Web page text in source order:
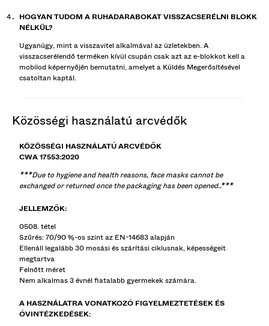
HOGYAN TUDOM A RUHADARABOKAT VISSZACSERÉLNI BLOKK
NÉLKÜL?
Ugyanúgy, mint a visszavitel alkalmával az üzletekben. A
visszacserélendő terméken kívül csupán csak azt az e-blokkot kell a
mobilod képernyőjén bemutatni, amelyet a Küldés Megerősítésével
csatoltan kaptál.
közösségi használatú arcvédők
KÖZÖSSÉGI HASZNÁLATÚ ARCVÉDŐK
CWA 17553:2020
***Due to hygiene and health reasons, face masks cannot be
exchanged or returned once the packaging has been opened..***
JELLEMZŐK:
0508. tétel
Szűrés: 70/90 %-os szint az EN-14683 alapján
Ellenáll legalább 30 mosási és szárítási ciklusnak, képességeit
megtartva
Felnőtt méret
Nem alkalmas 3 évnél fiatalabb gyermekek számára.
A HASZNÁLATRA VONATKOZÓ FIGYELMEZTETÉSEK ÉS
ÓVINTÉZKEDÉSEK: